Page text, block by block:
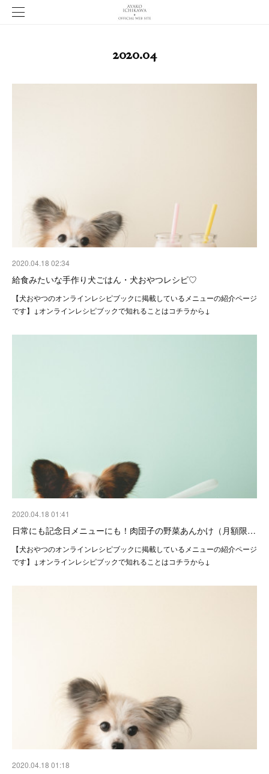
2020.04
2020.04.18 02:34
給食みたいな手作り犬ごはん・犬おやつレシピ♡
【犬おやつのオンラインレシピブックに掲載しているメニューの紹介ページ
です】↓オンラインレシピブックで知れることはコチラから↓
2020.04.18 01:41
日常にも記念日メニューにも！肉団子の野菜あんかけ（月額限…
【犬おやつのオンラインレシピブックに掲載しているメニューの紹介ページ
です】↓オンラインレシピブックで知れることはコチラから↓
2020.04.18 01:18